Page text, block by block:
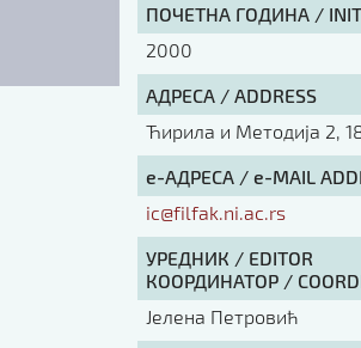
ПОЧЕТНА ГОДИНА /
2000
АДРЕСА / ADDRESS
Ћирила и Методија 2,
е-АДРЕСА / e-MAIL
ic@filfak.ni.ac.rs
УРЕДНИК / EDITOR
КООРДИНАТОР /
Јелена Петровић